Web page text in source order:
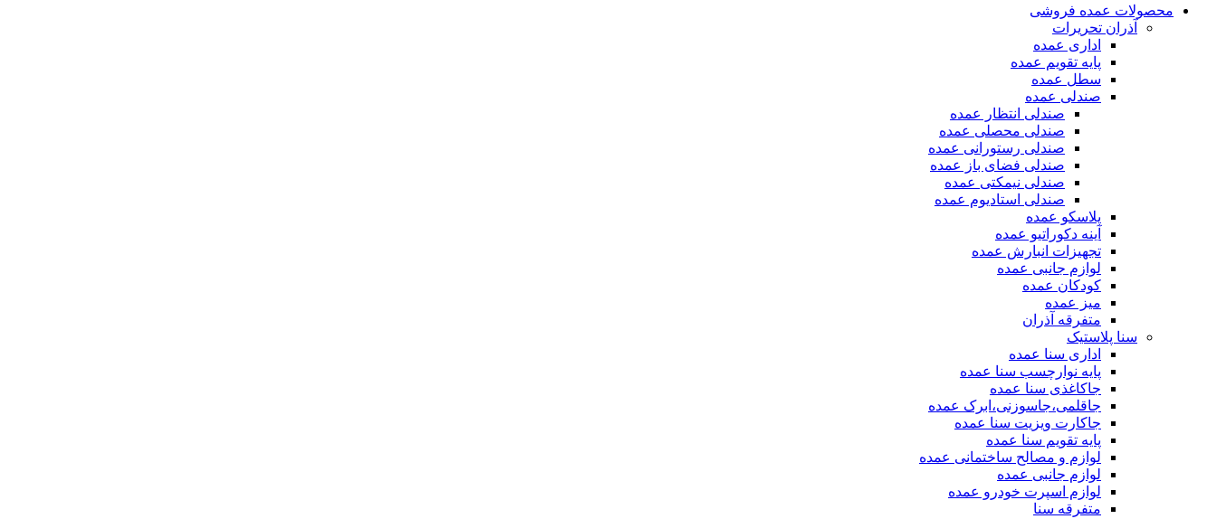
محصولات عمده فروشی
آذران تحریرات
اداری عمده
پایه تقویم عمده
سطل عمده
صندلی عمده
صندلی انتظار عمده
صندلی محصلی عمده
صندلی رستورانی عمده
صندلی فضای باز عمده
صندلی نیمکتی عمده
صندلی استادیوم عمده
پلاسکو عمده
آینه دکوراتیو عمده
تجهیزات انبارش عمده
لوازم جانبی عمده
کودکان عمده
میز عمده
متفرقه آذران
سنا پلاستیک
اداری سنا عمده
پایه نوارچسب سنا عمده
جاکاغذی سنا عمده
جاقلمی،جاسوزنی،ابرک عمده
جاکارت ویزیت سنا عمده
پایه تقویم سنا عمده
لوازم و مصالح ساختمانی عمده
لوازم جانبی عمده
لوازم اسپرت خودرو عمده
متفرقه سنا